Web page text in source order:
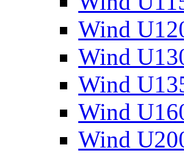
Wind
Wind
Wind
Wind
Wind